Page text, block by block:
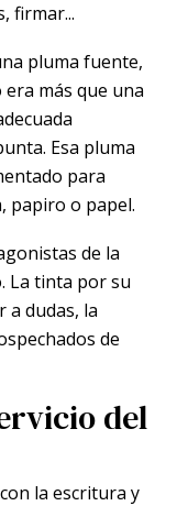
firmar...
pluma fuente,
más que una
Esa pluma
para
papiro o papel.
de la
La tinta por su
a dudas, la
de
del
la escritura y